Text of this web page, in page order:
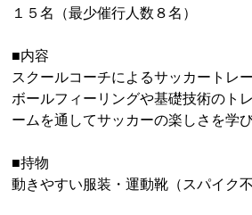
１５名（最少催行人数８名）
■内容
スクールコーチによるサッカートレ
ボールフィーリングや基礎技術のト
ームを通してサッカーの楽しさを学び
■持物
動きやすい服装・運動靴（スパイク